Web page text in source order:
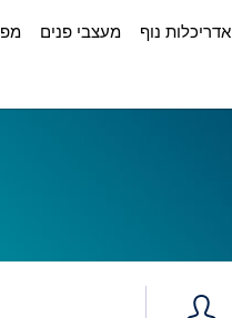
אדריכלות נוף מעצבי פנים